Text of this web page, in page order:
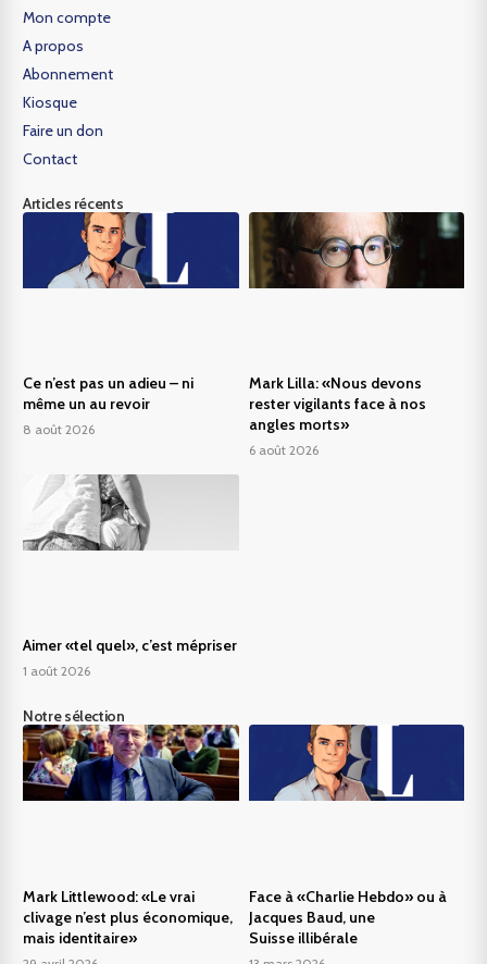
Mon compte
A propos
Abonnement
Kiosque
Faire un don
Contact
Articles récents
Ce n’est pas un adieu – ni
même un au revoir
8 août 2026
Mark Lilla: «Nous devons
rester vigilants face à nos
angles morts»
6 août 2026
Aimer «tel quel», c’est mépriser
1 août 2026
Notre sélection
Mark Littlewood: «Le vrai
clivage n’est plus économique,
mais identitaire»
Face à «Charlie Hebdo» ou à
Jacques Baud, une
Suisse illibérale